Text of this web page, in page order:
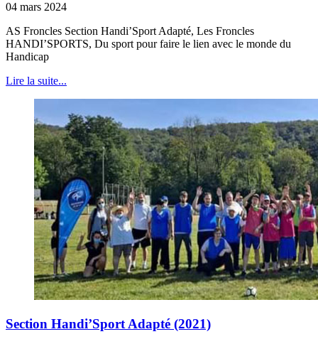
04 mars 2024
AS Froncles Section Handi’Sport Adapté, Les Froncles
HANDI’SPORTS, Du sport pour faire le lien avec le monde du
Handicap
Lire la suite...
Section Handi’Sport Adapté (2021)